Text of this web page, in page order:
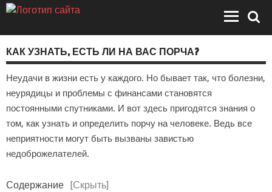
КАК УЗНАТЬ, ЕСТЬ ЛИ НА ВАС ПОРЧА?
Неудачи в жизни есть у каждого. Но бывает так, что болезни,
неурядицы и проблемы с финансами становятся
постоянными спутниками. И вот здесь пригодятся знания о
том, как узнать и определить порчу на человеке. Ведь все
неприятности могут быть вызваны завистью
недоброжелателей.
Содержание [Скрыть]